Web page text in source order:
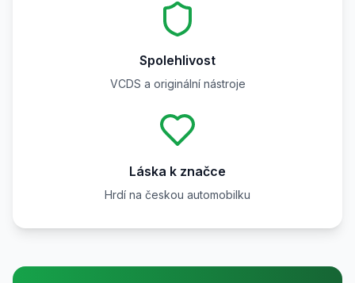
Spolehlivost
VCDS a originální nástroje
Láska k značce
Hrdí na českou automobilku